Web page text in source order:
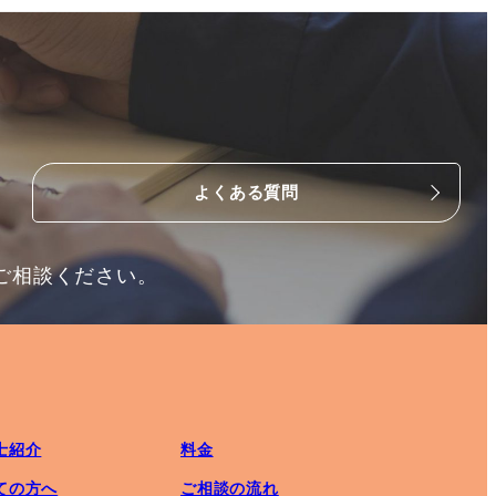
よくある質問
談ください。
紹介
料金
の方へ
ご相談の流れ